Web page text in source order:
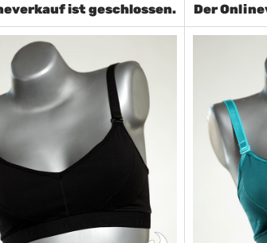
ist geschlossen.
Der